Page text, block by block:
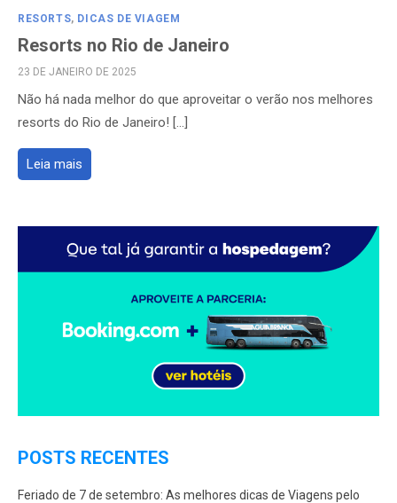
RESORTS, DICAS DE VIAGEM
Resorts no Rio de Janeiro
POSTED
23 DE JANEIRO DE 2025
Não há nada melhor do que aproveitar o verão nos melhores
resorts do Rio de Janeiro! […]
Leia mais
POSTS RECENTES
Feriado de 7 de setembro: As melhores dicas de Viagens pelo